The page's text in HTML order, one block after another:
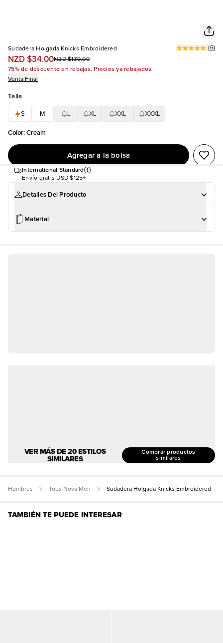
Sudadera Holgada Knicks Embroidered
NZD $34.00NZD $139.00
(6)
75% de descuento en rebajas. Precios ya rebajados
Venta Final
Talla
S M XL XXL XXXL
Color:Cream
Agregar a la bolsa
International Standard
Envío gratis USD $125+
Detalles Del Producto
Material
VER MÁS DE 20 ESTILOS
SIMILARES
Comprar productos
similares
Hombres Tops Nova Men Sudadera Holgada Knicks Embroidered
TAMBIÉN TE PUEDE INTERESAR